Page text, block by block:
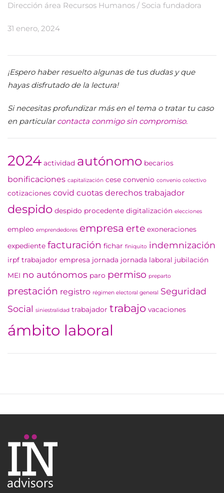
Dirección área Recursos Humanos / Socia fundadora
31 enero, 2024
¡Espero haber resuelto algunas de tus dudas y que
hayas disfrutado de la lectura!
Si necesitas profundizar más en el tema o tratar tu caso
en particularcontacta conmigo sin compromiso.
2024 actividad autónomo becarios
bonificaciones capitalización cese convenio convenio colectivo
cotizaciones covid cuotas derechos trabajador
despido despido procedente digitalización elecciones
empleo emprendedores empresa erte exoneraciones
expediente facturación fichar finiquito indemnización
irpf trabajador empresa jornada jornada laboral jubilación
MEI no autónomos paro permiso preparto
prestación registro régimen electoral general
Seguridad
Social siniestralidad trabajador trabajo vacaciones
ámbito laboral